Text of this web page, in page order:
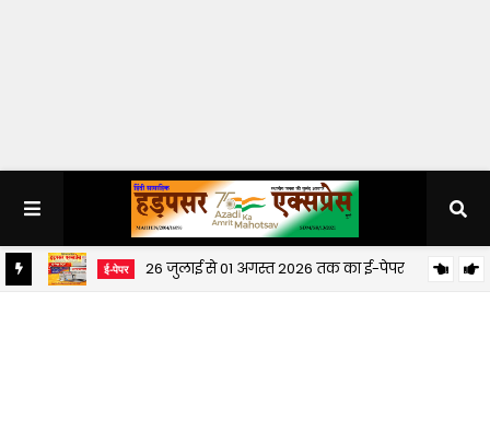
ई-पेपर 26 जुलाई से 01 अगस्त 2026 तक का ई-पेपर